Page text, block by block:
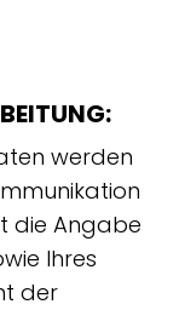
werden
die Angabe
Ihres
der